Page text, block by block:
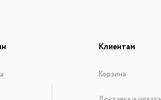
Клиентам
Корзина